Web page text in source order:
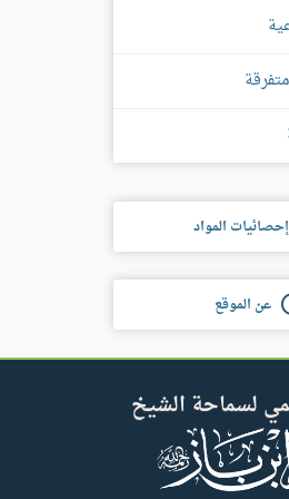
إحصائيات المواد
عن الموقع
لسماحة الشيخ